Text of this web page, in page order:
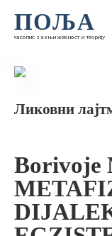
ПОЉА
часопис за књижевност и теорију
Ликовни
Borivoje